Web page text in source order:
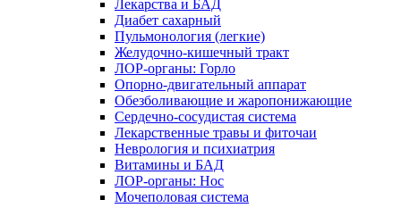
Лекарства и БАД
Диабет сахарный
Пульмонология (легкие)
Желудочно-кишечный тракт
ЛОР-органы: Горло
Опорно-двигательный аппарат
Обезболивающие и жаропонижающие
Сердечно-сосудистая система
Лекарственные травы и фиточаи
Неврология и психиатрия
Витамины и БАД
ЛОР-органы: Нос
Мочеполовая система